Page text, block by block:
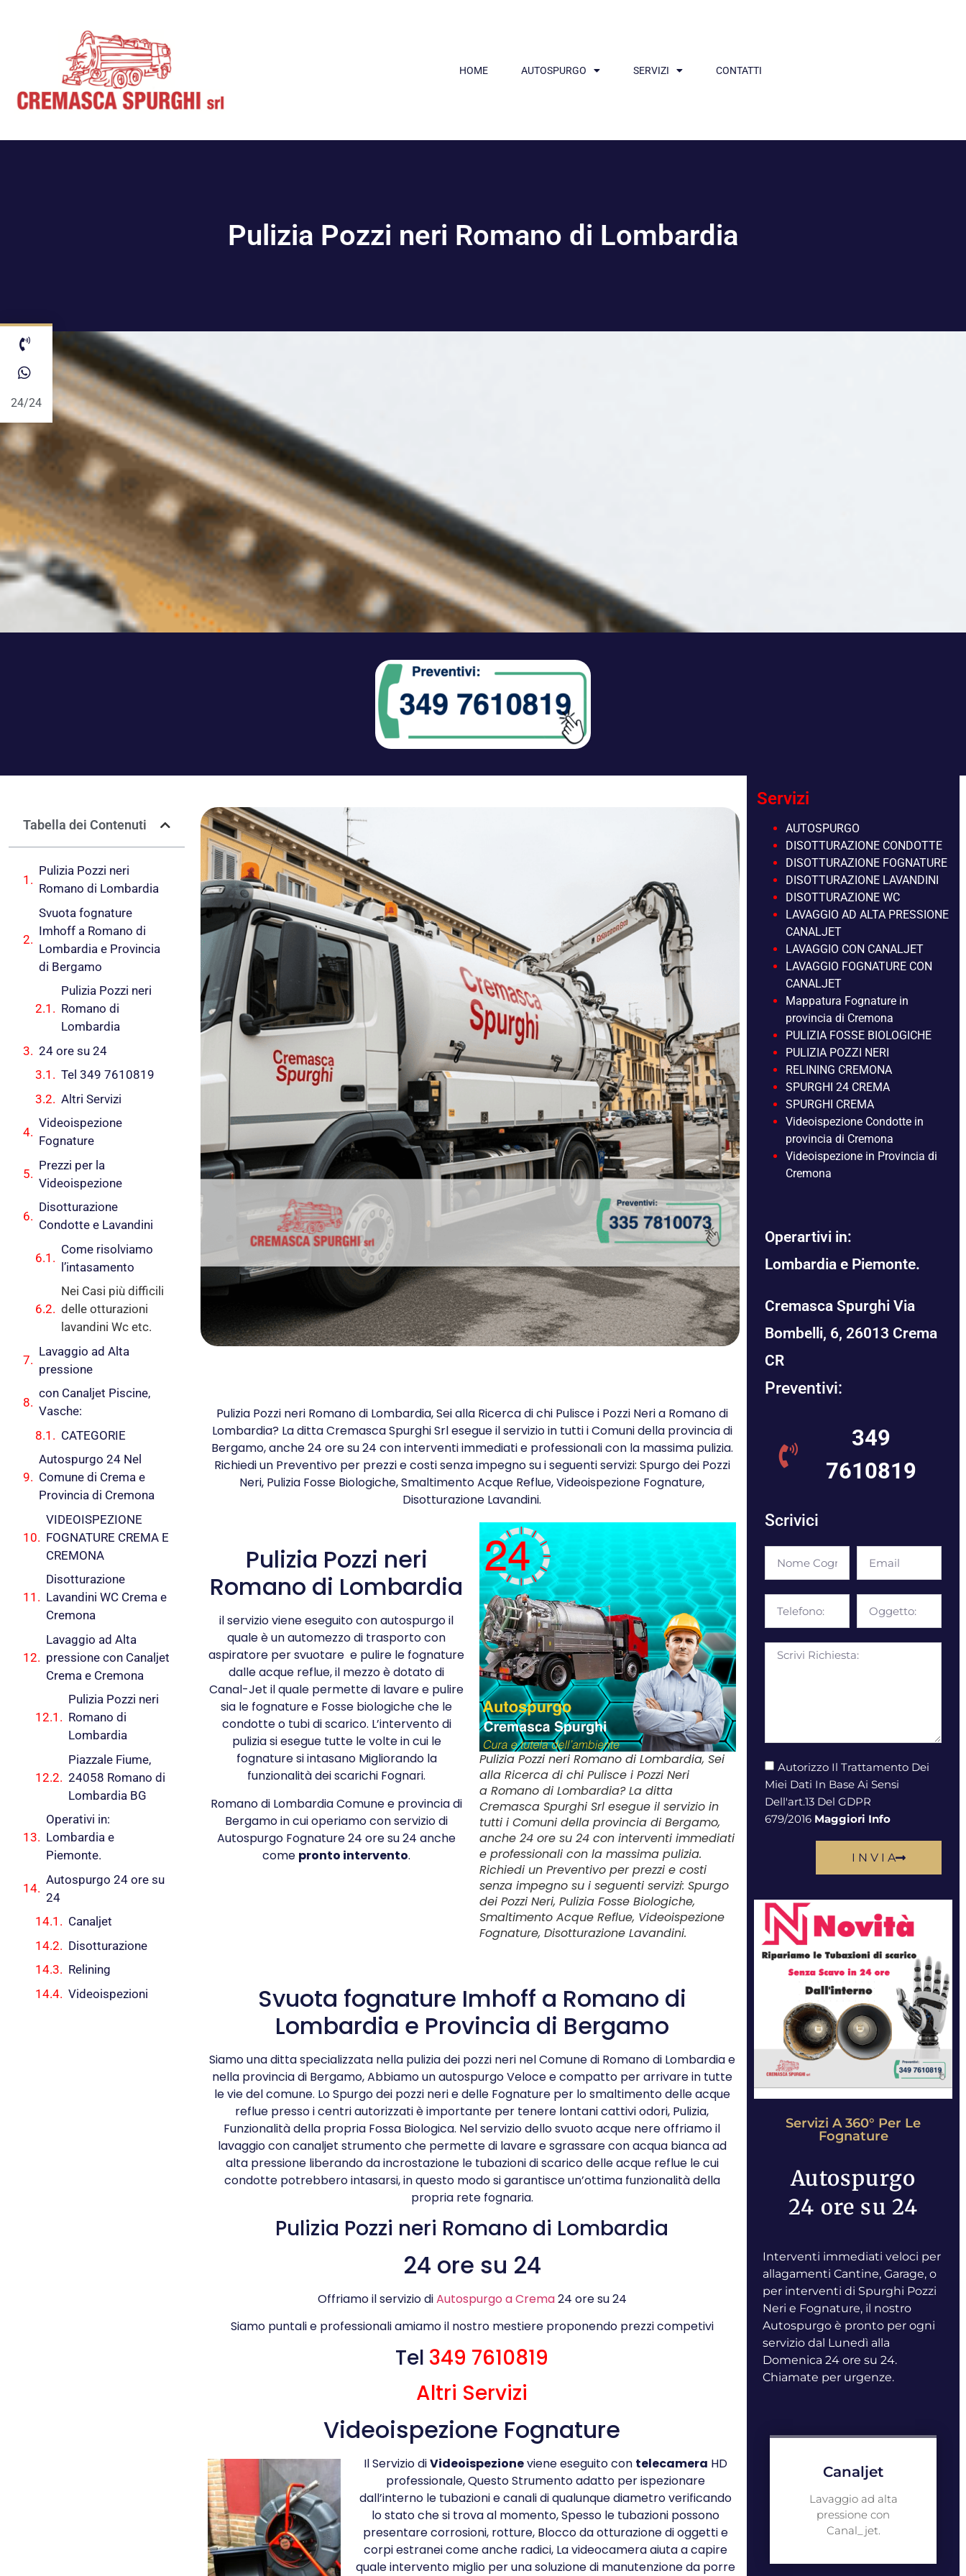
HOME AUTOSPURGO SERVIZI CONTATTI
Pulizia Pozzi neri Romano di Lombardia
24/24
Tabella dei Contenuti
Pulizia Pozzi neri
Romano di Lombardia
Svuota fognature
Imhoff a Romano di
Lombardia e Provincia
di Bergamo
Pulizia Pozzi neri
Romano di
Lombardia
24 ore su 24
Tel 349 7610819
Altri Servizi
Videoispezione
Fognature
Prezzi per la
Videoispezione
Disotturazione
Condotte e Lavandini
Come risolviamo
l’intasamento
Nei Casi più difficili
delle otturazioni
lavandini Wc etc.
Lavaggio ad Alta
pressione
con Canaljet Piscine,
Vasche:
CATEGORIE
Autospurgo 24 Nel
Comune di Crema e
Provincia di Cremona
VIDEOISPEZIONE
FOGNATURE CREMA E
CREMONA
Disotturazione
Lavandini WC Crema e
Cremona
Lavaggio ad Alta
pressione con Canaljet
Crema e Cremona
Pulizia Pozzi neri
Romano di
Lombardia
Piazzale Fiume,
24058 Romano di
Lombardia BG
Operativi in:
Lombardia e
Piemonte.
Autospurgo 24 ore su
24
Canaljet
Disotturazione
Relining
Videoispezioni
Pulizia Pozzi neri Romano di Lombardia, Sei alla Ricerca di chi Pulisce i Pozzi Neri a Romano di
Lombardia? La ditta Cremasca Spurghi Srl esegue il servizio in tutti i Comuni della provincia di
Bergamo, anche 24 ore su 24 con interventi immediati e professionali con la massima pulizia.
Richiedi un Preventivo per prezzi e costi senza impegno su i seguenti servizi: Spurgo dei Pozzi
Neri, Pulizia Fosse Biologiche, Smaltimento Acque Reflue, Videoispezione Fognature,
Disotturazione Lavandini.
Pulizia Pozzi neri Romano di Lombardia, Sei
alla Ricerca di chi Pulisce i Pozzi Neri
a Romano di Lombardia? La ditta
Cremasca Spurghi Srl esegue il servizio in
tutti i Comuni della provincia di Bergamo,
anche 24 ore su 24 con interventi immediati
e professionali con la massima pulizia.
Richiedi un Preventivo per prezzi e costi
senza impegno su i seguenti servizi: Spurgo
dei Pozzi Neri, Pulizia Fosse Biologiche,
Smaltimento Acque Reflue, Videoispezione
Fognature, Disotturazione Lavandini.
Pulizia Pozzi neri
Romano di Lombardia
il servizio viene eseguito con autospurgo il
quale è un automezzo di trasporto con
aspiratore per svuotare e pulire le fognature
dalle acque reflue, il mezzo è dotato di
Canal-Jet il quale permette di lavare e pulire
sia le fognature e Fosse biologiche che le
condotte o tubi di scarico. L’intervento di
pulizia si esegue tutte le volte in cui le
fognature si intasano Migliorando la
funzionalità dei scarichi Fognari.
Romano di Lombardia Comune e provincia di
Bergamo in cui operiamo con servizio di
Autospurgo Fognature 24 ore su 24 anche
come pronto intervento.
Svuota fognature Imhoff a Romano di
Lombardia e Provincia di Bergamo
Siamo una ditta specializzata nella pulizia dei pozzi neri nel Comune di Romano di Lombardia e
nella provincia di Bergamo, Abbiamo un autospurgo Veloce e compatto per arrivare in tutte
le vie del comune. Lo Spurgo dei pozzi neri e delle Fognature per lo smaltimento delle acque
reflue presso i centri autorizzati è importante per tenere lontani cattivi odori, Pulizia,
Funzionalità della propria Fossa Biologica. Nel servizio dello svuoto acque nere offriamo il
lavaggio con canaljet strumento che permette di lavare e sgrassare con acqua bianca ad
alta pressione liberando da incrostazione le tubazioni di scarico delle acque reflue le cui
condotte potrebbero intasarsi, in questo modo si garantisce un’ottima funzionalità della
propria rete fognaria.
Pulizia Pozzi neri Romano di Lombardia
24 ore su 24
Offriamo il servizio diAutospurgo a Crema24 ore su 24
Siamo puntali e professionali amiamo il nostro mestiere proponendo prezzi competivi
Tel 349 7610819
Altri Servizi
Videoispezione Fognature
Il Servizio diVideoispezioneviene eseguito con telecamera HD
professionale, Questo Strumento adatto per ispezionare
dall’interno le tubazioni e canali di qualunque diametro verificando
lo stato che si trova al momento, Spesso le tubazioni possono
presentare corrosioni, rotture, Blocco da otturazione di oggetti e
corpi estranei come anche radici, La videocamera aiuta a capire
quale intervento miglio per una soluzione di manutenzione da porre
Servizi
AUTOSPURGO
DISOTTURAZIONE CONDOTTE
DISOTTURAZIONE FOGNATURE
DISOTTURAZIONE LAVANDINI
DISOTTURAZIONE WC
LAVAGGIO AD ALTA PRESSIONE
CANALJET
LAVAGGIO CON CANALJET
LAVAGGIO FOGNATURE CON
CANALJET
Mappatura Fognature in
provincia di Cremona
PULIZIA FOSSE BIOLOGICHE
PULIZIA POZZI NERI
RELINING CREMONA
SPURGHI 24 CREMA
SPURGHI CREMA
Videoispezione Condotte in
provincia di Cremona
Videoispezione in Provincia di
Cremona
Operartivi in:
Lombardia e Piemonte.
Cremasca Spurghi Via
Bombelli, 6, 26013 Crema
CR
Preventivi:
349
7610819
Scrivici
Autorizzo Il Trattamento Dei
Miei Dati In Base Ai Sensi
Dell'art.13 Del GDPR
679/2016 Maggiori Info
I N V I A
Servizi A 360° Per Le
Fognature
Autospurgo
24 ore su 24
Interventi immediati veloci per
allagamenti Cantine, Garage, o
per interventi di Spurghi Pozzi
Neri e Fognature, il nostro
Autospurgo è pronto per ogni
servizio dal Lunedì alla
Domenica 24 ore su 24.
Chiamate per urgenze.
Canaljet
Lavaggio ad alta
pressione con
Canal_jet.